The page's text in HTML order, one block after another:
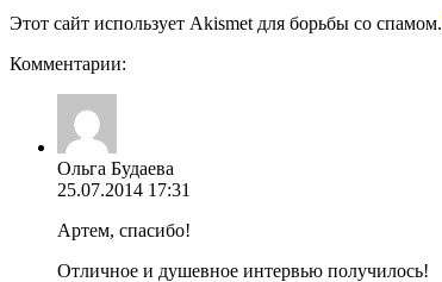
Этот сайт использует Akismet для борьбы со спамом.
Комментарии:
Ольга Будаева
25.07.2014 17:31
Артем, спасибо!
Отличное и душевное интервью получилось!